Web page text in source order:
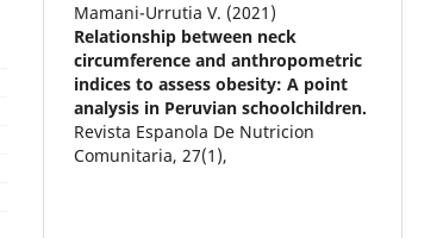
Mamani-Urrutia V. (2021)
Relationship between neck
circumference and anthropometric
indices to assess obesity: A point
analysis in Peruvian schoolchildren.
Revista Espanola De Nutricion
Comunitaria,27(1),